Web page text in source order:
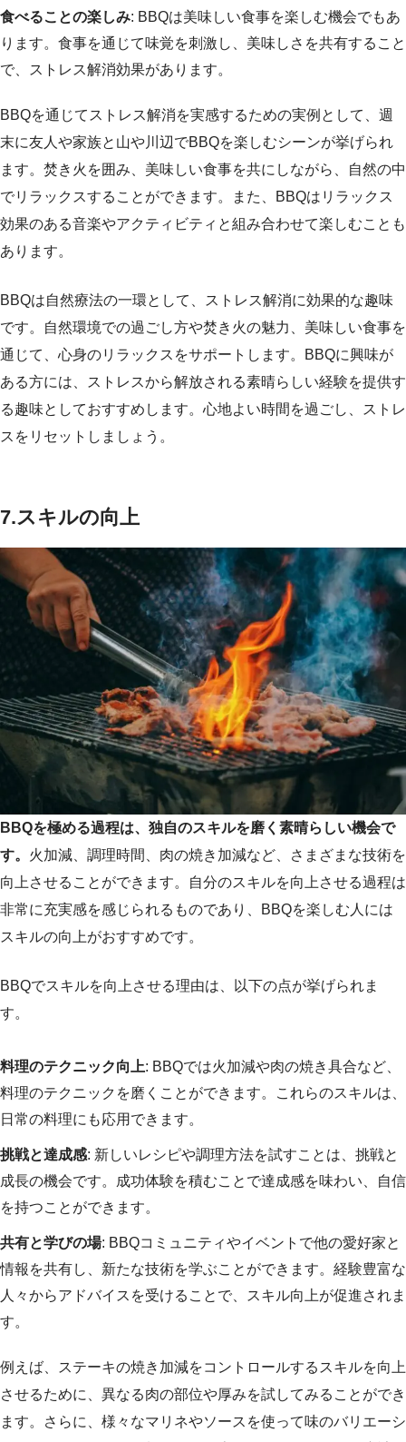
食べることの楽しみ: BBQは美味しい食事を楽しむ機会でもあ
ります。食事を通じて味覚を刺激し、美味しさを共有すること
で、ストレス解消効果があります。
BBQを通じてストレス解消を実感するための実例として、週
末に友人や家族と山や川辺でBBQを楽しむシーンが挙げられ
ます。焚き火を囲み、美味しい食事を共にしながら、自然の中
でリラックスすることができます。また、BBQはリラックス
効果のある音楽やアクティビティと組み合わせて楽しむことも
あります。
BBQは自然療法の一環として、ストレス解消に効果的な趣味
です。自然環境での過ごし方や焚き火の魅力、美味しい食事を
通じて、心身のリラックスをサポートします。BBQに興味が
ある方には、ストレスから解放される素晴らしい経験を提供す
る趣味としておすすめします。心地よい時間を過ごし、ストレ
スをリセットしましょう。
7.スキルの向上
BBQを極める過程は、独自のスキルを磨く素晴らしい機会で
す。 火加減、調理時間、肉の焼き加減など、さまざまな技術を
向上させることができます。自分のスキルを向上させる過程は
非常に充実感を感じられるものであり、BBQを楽しむ人には
スキルの向上がおすすめです。
BBQでスキルを向上させる理由は、以下の点が挙げられま
す。
料理のテクニック向上: BBQでは火加減や肉の焼き具合など、
料理のテクニックを磨くことができます。これらのスキルは、
日常の料理にも応用できます。
挑戦と達成感: 新しいレシピや調理方法を試すことは、挑戦と
成長の機会です。成功体験を積むことで達成感を味わい、自信
を持つことができます。
共有と学びの場: BBQコミュニティやイベントで他の愛好家と
情報を共有し、新たな技術を学ぶことができます。経験豊富な
人々からアドバイスを受けることで、スキル向上が促進されま
す。
例えば、ステーキの焼き加減をコントロールするスキルを向上
させるために、異なる肉の部位や厚みを試してみることができ
ます。さらに、様々なマリネやソースを使って味のバリエーシ